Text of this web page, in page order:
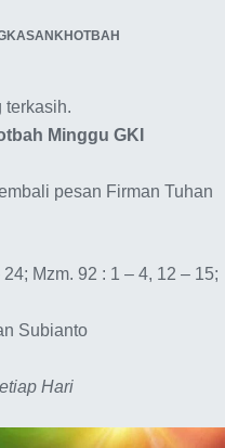
terkasih.
Minggu GKI
pesan Firman Tuhan
Mzm. 92 : 1 – 4, 12 – 15;
Subianto
Hari